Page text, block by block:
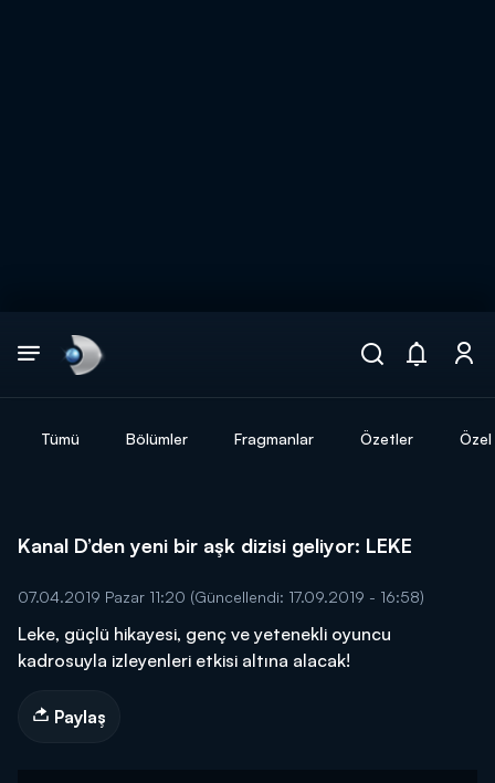
Tümü Bölümler Fragmanlar Özetler
Kanal D’den yeni bir aşk dizisi geliyor: LEKE
07.04.2019 Pazar 11:20 (Güncellendi: 17.09.2019 - 16:58)
Leke, güçlü hikayesi, genç ve yetenekli oyuncu
kadrosuyla izleyenleri etkisi altına alacak!
Paylaş